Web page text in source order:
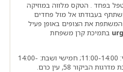
בפחד . הטקס מלווה במוזיקה
בעבודתו אל מול פחדים
המשתפת את הצופים באופן פעיל
בתמיכת קרן משפחת
ימי שני ורביעי: 11:00-14:00; חמישי ושבת: 14:00-